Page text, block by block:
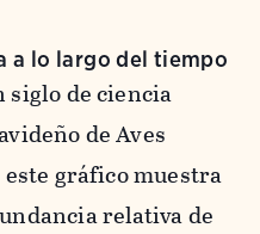
a lo largo del tiempo
siglo de ciencia
de Aves
gráfico muestra
relativa de